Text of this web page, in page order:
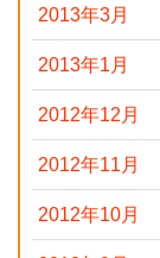
2013年3月
2013年1月
2012年12月
2012年11月
2012年10月